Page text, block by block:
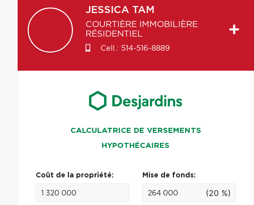
JESSICA TAM
COURTIÈRE IMMOBILIÈRE
RÉSIDENTIEL
Cell.: 514-516-8889
CALCULATRICE DE VERSEMENTS
HYPOTHÉCAIRES
Coût de la propriété: Mise de fonds:
(20 %)